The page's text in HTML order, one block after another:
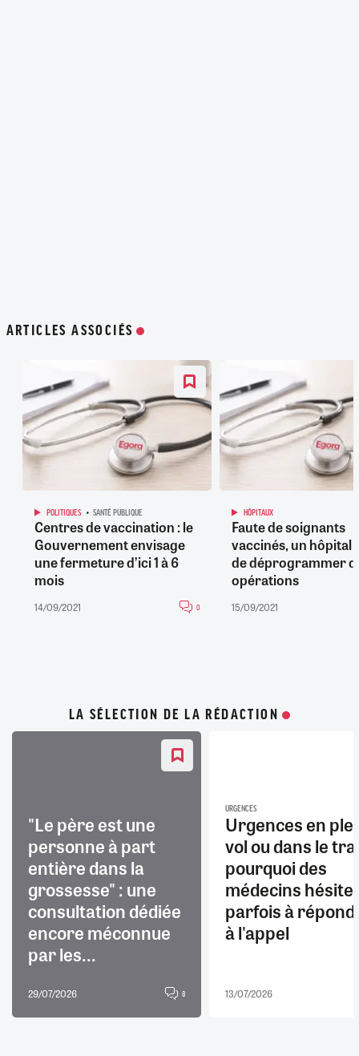
ARTICLES ASSOCIÉS
POLITIQUES SANTÉ PUBLIQUE
Centres de vaccination : le
Gouvernement envisage
une fermeture d’ici 1 à 6
mois
14/09/2021 0
HÔPITAUX
Faute de soignants
vaccinés, un hôpital
de déprogrammer
opérations
15/09/2021
LA SÉLECTION DE LA RÉDACTION
"Le père est une
personne à part
entière dans la
grossesse" : une
consultation dédiée
encore méconnue
par les...
29/07/2026 8
URGENCES
Urgences en
vol ou dans le
pourquoi des
médecins
parfois à
à l'appel
13/07/2026